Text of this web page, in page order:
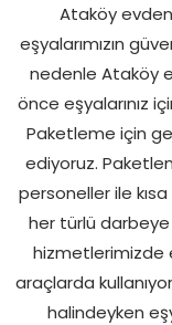
Ataköy
eşyalarımızın
nedenle Ataköy
önce eşyalarınız
Paketleme için
ediyoruz.
personeller ile
her türlü darbeye
hizmetlerimizde
araçlarda
halindeyken